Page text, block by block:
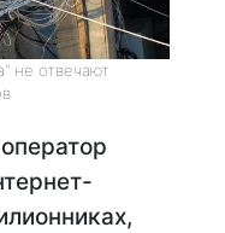
не отвечают